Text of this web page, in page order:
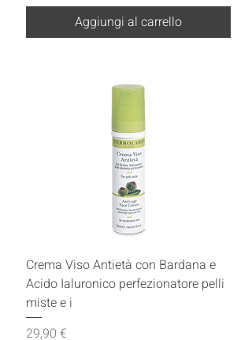
Aggiungi al carrello
Crema Viso Antietà con Bardana e
Acido Ialuronico perfezionatore pelli
miste e i
Prezzo
29,90 €